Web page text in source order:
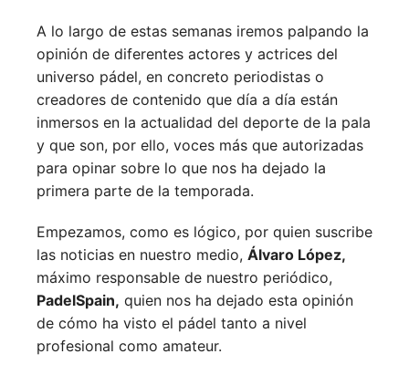
A lo largo de estas semanas iremos palpando la
opinión de diferentes actores y actrices del
universo pádel, en concreto periodistas o
creadores de contenido que día a día están
inmersos en la actualidad del deporte de la pala
y que son, por ello, voces más que autorizadas
para opinar sobre lo que nos ha dejado la
primera parte de la temporada.
Empezamos, como es lógico, por quien suscribe
las noticias en nuestro medio, Álvaro López,
máximo responsable de nuestro periódico,
PadelSpain, quien nos ha dejado esta opinión
de cómo ha visto el pádel tanto a nivel
profesional como amateur.